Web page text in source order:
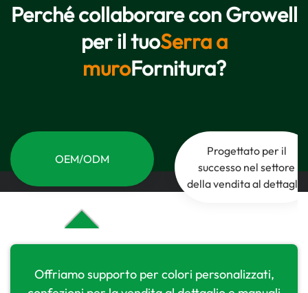
Perché collaborare con Growell
per il tuoSerra a
muroFornitura?
OEM/ODM
Progettato per il
successo nel settore
della vendita al dettaglio
Offriamo supporto per colori personalizzati,